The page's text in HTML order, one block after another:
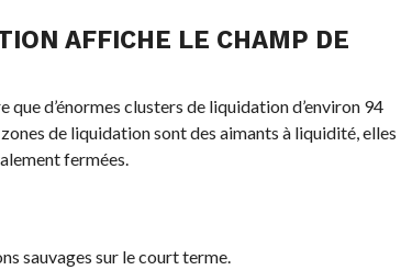
AFFICHE LE CHAMP DE
d’énormes clusters de liquidation d’environ 94
de liquidation sont des aimants à liquidité, elles
fermées.
sauvages sur le court terme.